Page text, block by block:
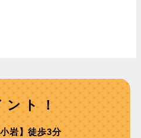
ント！
岩】徒歩3分